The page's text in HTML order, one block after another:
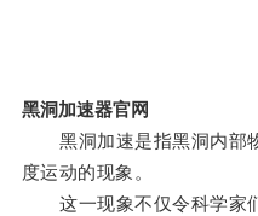
黑洞加速器官网
黑洞加速是指黑洞内部
度运动的现象。
这一现象不仅令科学家